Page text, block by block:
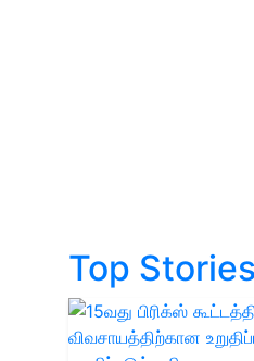
Top Stories